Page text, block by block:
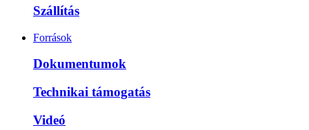
Szállítás
Források
Dokumentumok
Technikai támogatás
Videó